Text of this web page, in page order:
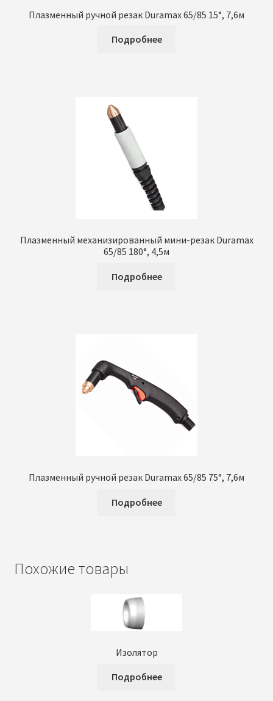
Плазменный ручной резак Duramax 65/85 15°, 7,6м
Подробнее
Плазменный механизированный мини-резак Duramax
65/85 180°, 4,5м
Подробнее
Плазменный ручной резак Duramax 65/85 75°, 7,6м
Подробнее
Похожие товары
Изолятор
Подробнее